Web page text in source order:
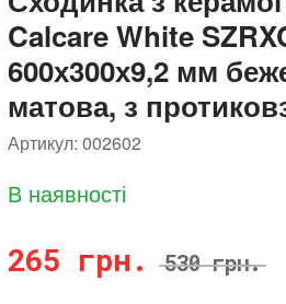
Calcare White
600х300х9,2 мм
матова, з
Артикул: 002602
В наявності
265 грн. 530 грн.